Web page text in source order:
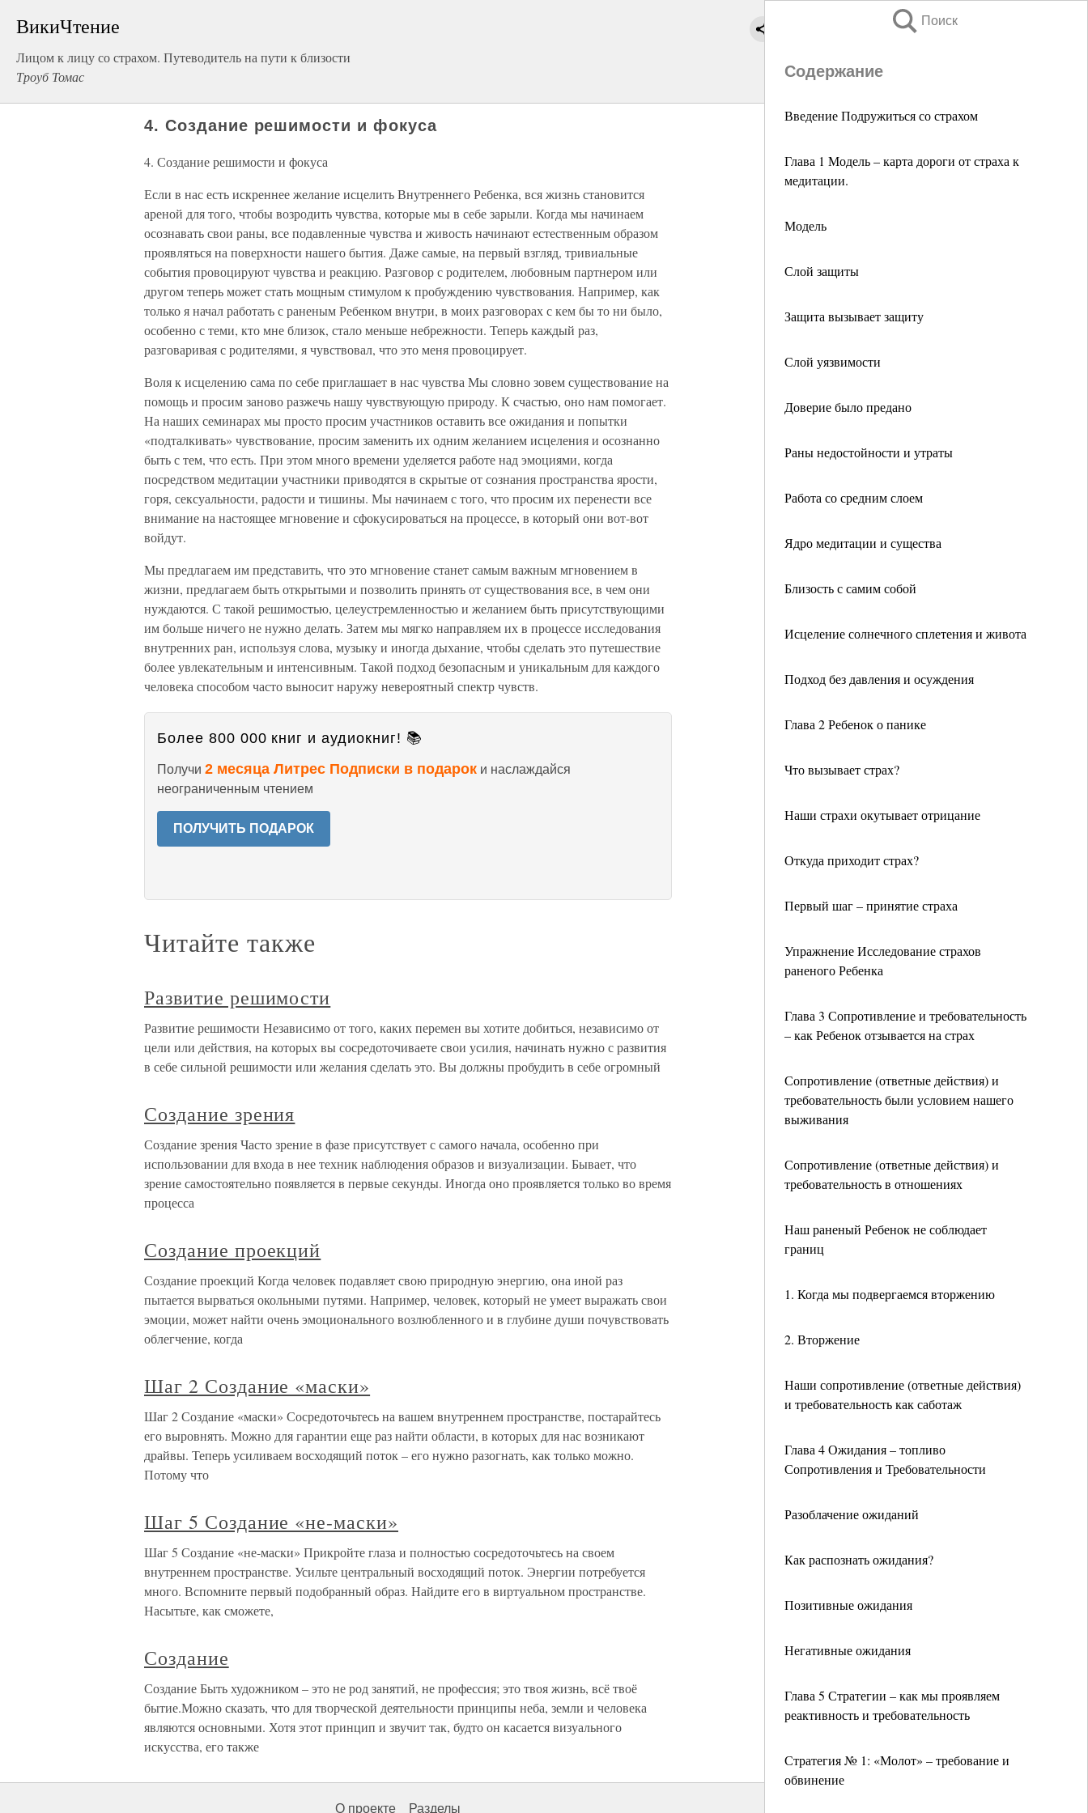
ВикиЧтение
Лицом к лицу со страхом. Путеводитель на пути к близости
Троуб Томас
Поиск
Содержание
Введение Подружиться со страхом
Глава 1 Модель – карта дороги от страха к
медитации.
Модель
Слой защиты
Защита вызывает защиту
Слой уязвимости
Доверие было предано
Раны недостойности и утраты
Работа со средним слоем
Ядро медитации и существа
Близость с самим собой
Исцеление солнечного сплетения и живота
Подход без давления и осуждения
Глава 2 Ребенок о панике
Что вызывает страх?
Наши страхи окутывает отрицание
Откуда приходит страх?
Первый шаг – принятие страха
Упражнение Исследование страхов
раненого Ребенка
Глава 3 Сопротивление и требовательность
– как Ребенок отзывается на страх
Сопротивление (ответные действия) и
требовательность были условием нашего
выживания
Сопротивление (ответные действия) и
требовательность в отношениях
Наш раненый Ребенок не соблюдает
границ
1. Когда мы подвергаемся вторжению
2. Вторжение
Наши сопротивление (ответные действия)
и требовательность как саботаж
Глава 4 Ожидания – топливо
Сопротивления и Требовательности
Разоблачение ожиданий
Как распознать ожидания?
Позитивные ожидания
Негативные ожидания
Глава 5 Стратегии – как мы проявляем
реактивность и требовательность
Стратегия № 1: «Молот» – требование и
обвинение
4. Создание решимости и фокуса
4. Создание решимости и фокуса
Если в нас есть искреннее желание исцелить Внутреннего Ребенка, вся жизнь становится
ареной для того, чтобы возродить чувства, которые мы в себе зарыли. Когда мы начинаем
осознавать свои раны, все подавленные чувства и живость начинают естественным образом
проявляться на поверхности нашего бытия. Даже самые, на первый взгляд, тривиальные
события провоцируют чувства и реакцию. Разговор с родителем, любовным партнером или
другом теперь может стать мощным стимулом к пробуждению чувствования. Например, как
только я начал работать с раненым Ребенком внутри, в моих разговорах с кем бы то ни было,
особенно с теми, кто мне близок, стало меньше небрежности. Теперь каждый раз,
разговаривая с родителями, я чувствовал, что это меня провоцирует.
Воля к исцелению сама по себе приглашает в нас чувства Мы словно зовем существование на
помощь и просим заново разжечь нашу чувствующую природу. К счастью, оно нам помогает.
На наших семинарах мы просто просим участников оставить все ожидания и попытки
«подталкивать» чувствование, просим заменить их одним желанием исцеления и осознанно
быть с тем, что есть. При этом много времени уделяется работе над эмоциями, когда
посредством медитации участники приводятся в скрытые от сознания пространства ярости,
горя, сексуальности, радости и тишины. Мы начинаем с того, что просим их перенести все
внимание на настоящее мгновение и сфокусироваться на процессе, в который они вот-вот
войдут.
Мы предлагаем им представить, что это мгновение станет самым важным мгновением в
жизни, предлагаем быть открытыми и позволить принять от существования все, в чем они
нуждаются. С такой решимостью, целеустремленностью и желанием быть присутствующими
им больше ничего не нужно делать. Затем мы мягко направляем их в процессе исследования
внутренних ран, используя слова, музыку и иногда дыхание, чтобы сделать это путешествие
более увлекательным и интенсивным. Такой подход безопасным и уникальным для каждого
человека способом часто выносит наружу невероятный спектр чувств.
Более 800 000 книг и аудиокниг! 📚
Получи 2 месяца Литрес Подписки в подарок и наслаждайся
неограниченным чтением
ПОЛУЧИТЬ ПОДАРОК
Читайте также
Развитие решимости
Развитие решимости Независимо от того, каких перемен вы хотите добиться, независимо от
цели или действия, на которых вы сосредоточиваете свои усилия, начинать нужно с развития
в себе сильной решимости или желания сделать это. Вы должны пробудить в себе огромный
Создание зрения
Создание зрения Часто зрение в фазе присутствует с самого начала, особенно при
использовании для входа в нее техник наблюдения образов и визуализации. Бывает, что
зрение самостоятельно появляется в первые секунды. Иногда оно проявляется только во время
процесса
Создание проекций
Создание проекций Когда человек подавляет свою природную энергию, она иной раз
пытается вырваться окольными путями. Например, человек, который не умеет выражать свои
эмоции, может найти очень эмоционального возлюбленного и в глубине души почувствовать
облегчение, когда
Шаг 2 Создание «маски»
Шаг 2 Создание «маски» Сосредоточьтесь на вашем внутреннем пространстве, постарайтесь
его выровнять. Можно для гарантии еще раз найти области, в которых для нас возникают
драйвы. Теперь усиливаем восходящий поток – его нужно разогнать, как только можно.
Потому что
Шаг 5 Создание «не-маски»
Шаг 5 Создание «не-маски» Прикройте глаза и полностью сосредоточьтесь на своем
внутреннем пространстве. Усильте центральный восходящий поток. Энергии потребуется
много. Вспомните первый подобранный образ. Найдите его в виртуальном пространстве.
Насытьте, как сможете,
Создание
Создание Быть художником – это не род занятий, не профессия; это твоя жизнь, всё твоё
бытие.Можно сказать, что для творческой деятельности принципы неба, земли и человека
являются основными. Хотя этот принцип и звучит так, будто он касается визуального
искусства, его также
О проекте Разделы